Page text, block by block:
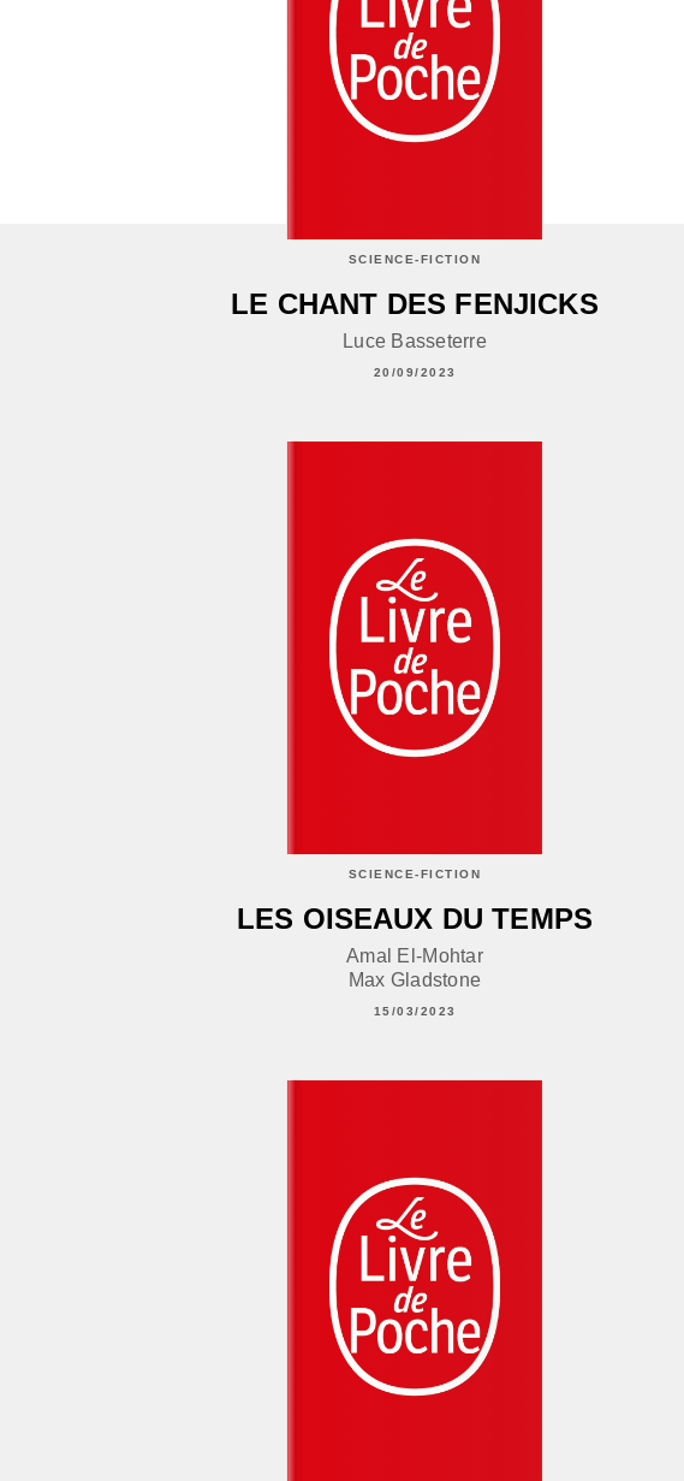
SCIENCE-FICTION
LE CHANT DES FENJICKS
Luce Basseterre
20/09/2023
SCIENCE-FICTION
LES OISEAUX DU TEMPS
Amal El-Mohtar
Max Gladstone
15/03/2023